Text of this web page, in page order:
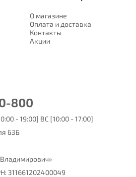
О магазине
Оплата и доставка
Контакты
Акции
800
- 19:00] ВС [10:00 - 17:00]
63Б
311661202400049